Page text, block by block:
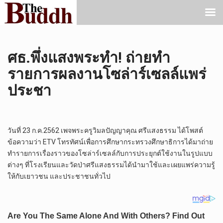
ศธ.พึ่งแสงพระทำ! ถ่ายทำ
รายการผลงานโซล่าร์เซลล์แพร่
ประชา
วันที่ 23 ก.ค.2562 เพจพระครูวิมลปัญญาคุณ ศรีแสงธรรม ได้โพสต์
ข้อความว่า ETV โทรทัศน์เพื่อการศึกษากระทรวงศึกษาธิการได้มาถ่าย
ทำรายการเรื่องราวของโซล่าร์เซลล์กับการประยุกต์ใช้งานในรูปแบบ
ต่างๆ ที่โรงเรียนและวัดป่าศรีแสงธรรมได้นำมาใช้และเผยแพร่ความรู้
ให้กับเยาวชน และประชาชนทั่วไป